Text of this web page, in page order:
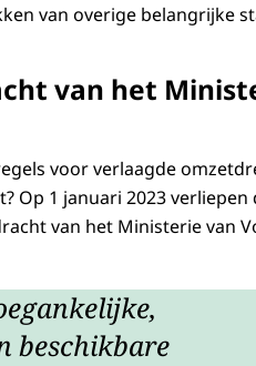
van overige belangrijke
van het
voor verlaagde
Op 1 januari 2023
van het Ministerie van
beschikbare